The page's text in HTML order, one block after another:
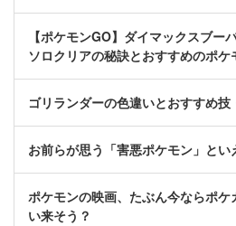
【ポケモンGO】ダイマックスブー
ソロクリアの秘訣とおすすめのポケ
ゴリランダーの色違いとおすすめ技
お前らが思う「害悪ポケモン」とい
ポケモンの映画、たぶん今ならポ
い来そう？